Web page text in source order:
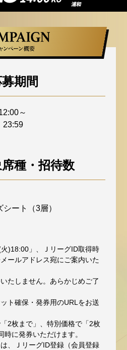
期間
～
23:59
種・招待数
ート（3層）
)18:00」、ＪリーグID取得時
ールアドレス宛にご案内いた
たしません。あらかじめご了
ト確保・発券用のURLをお送
2枚まで」、特別価格で「2枚
時に発券いただけます。
、ＪリーグID登録（会員登録